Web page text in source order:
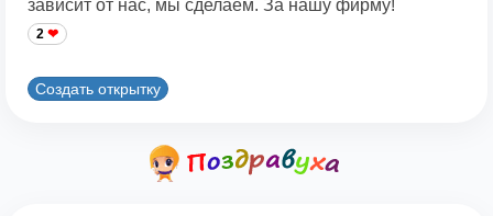
зависит от нас, мы сделаем. За нашу фирму!
2
Создать открытку